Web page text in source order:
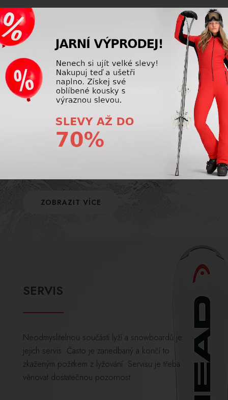
POJIŠTĚNÍ
Využijte úrazové pojištění na hory a pojistěte
sebe i svou výstroj! Naše firma nabízí
komplexní pojištění, se kterým si lyžování
užijete bez starostí.
ZOBRAZIT VÍCE
SERVIS
Neodmyslitelnou součástí lyží a snowboardů je
jejich servis. Často je zanedbaný a končí to
zkaženým požitkem z lyžování. Servisu je třeba
věnovat dostatečnou pozornost.